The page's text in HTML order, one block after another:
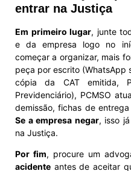
entrar na Justiça
Em primeiro lugar, junte
e da empresa logo no
começar a organizar, mais
peça por escrito (WhatsApp
cópia da CAT emitida,
Previdenciário), PCMSO
demissão, fichas de
Se a empresa negar, isso
na Justiça.
Por fim, procure um
acidente antes de aceitar